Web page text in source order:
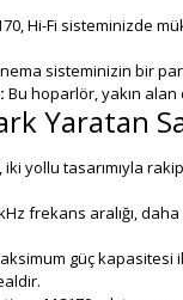
Hi-Fi sisteminizde
sisteminizin bir
Bu hoparlör, yakın
Yaratan
iki yollu tasarımıyla
frekans aralığı,
güç